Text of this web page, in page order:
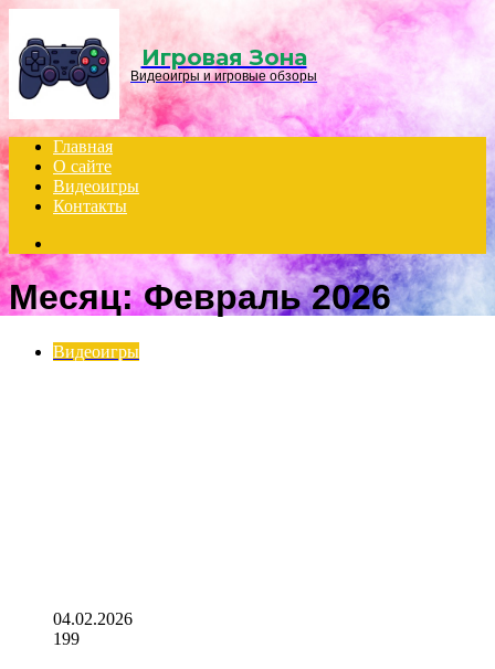
Игровая Зона
Видеоигры и игровые обзоры
Главная
О сайте
Видеоигры
Контакты
for
Месяц:Февраль 2026
Видеоигры
04.02.2026
199